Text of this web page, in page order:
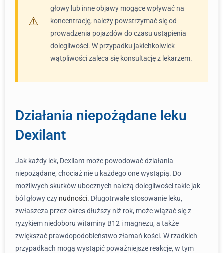
głowy lub inne objawy mogące wpływać na
koncentrację, należy powstrzymać się od
prowadzenia pojazdów do czasu ustąpienia
dolegliwości. W przypadku jakichkolwiek
wątpliwości zaleca się konsultację z lekarzem.
Działania niepożądane leku
Dexilant
Jak każdy lek, Dexilant może powodować działania
niepożądane, chociaż nie u każdego one wystąpią. Do
możliwych skutków ubocznych należą dolegliwości takie jak
ból głowy czy nudności. Długotrwałe stosowanie leku,
zwłaszcza przez okres dłuższy niż rok, może wiązać się z
ryzykiem niedoboru witaminy B12 i magnezu, a także
zwiększać prawdopodobieństwo złamań kości. W rzadkich
przypadkach mogą wystąpić poważniejsze reakcje, w tym